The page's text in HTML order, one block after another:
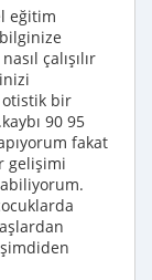
eğitim
çalışılır
otistik bir
90 95
fakat
gelişimi